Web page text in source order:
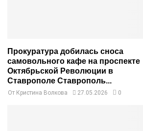
Прокуратура добилась сноса
самовольного кафе на проспекте
Октябрьской Революции в
Ставрополе Ставрополь...
От Кристина Волкова 27.05.2026 0